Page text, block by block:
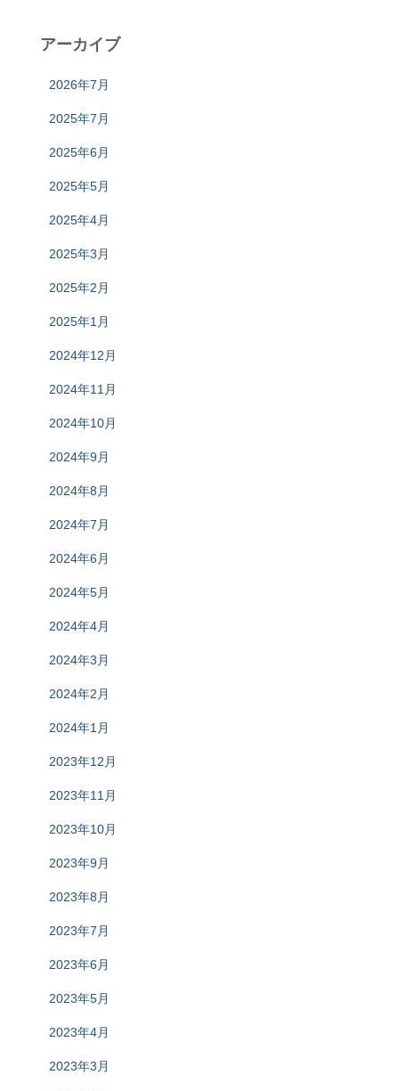
アーカイブ
2026年7月
2025年7月
2025年6月
2025年5月
2025年4月
2025年3月
2025年2月
2025年1月
2024年12月
2024年11月
2024年10月
2024年9月
2024年8月
2024年7月
2024年6月
2024年5月
2024年4月
2024年3月
2024年2月
2024年1月
2023年12月
2023年11月
2023年10月
2023年9月
2023年8月
2023年7月
2023年6月
2023年5月
2023年4月
2023年3月